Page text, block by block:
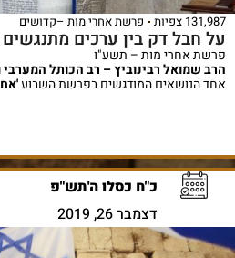
131,987 צפיות פרשת אחרי מות –קדושים
על חבל דק בין ערכים
פרשת אחרי מות – תשע"ו
הרב שמואל רבינוביץ – רב הכותל
אחד הנושאים המודגשים בפרשת השבוע
כ"ח כסלו ה'תש"פ
דצמבר 26, 2019